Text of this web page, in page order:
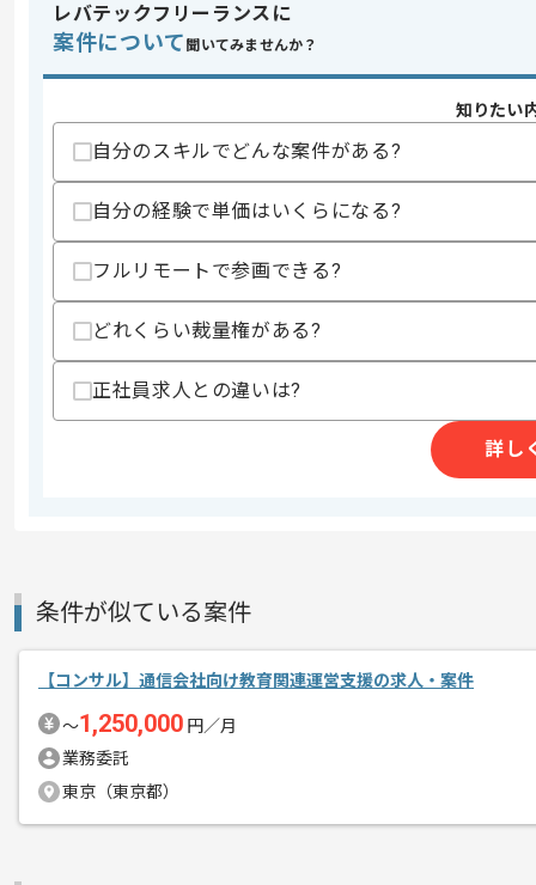
スキル
求めるスキル
・IT領域ツールの導入コンサルティング
・プロジェクトマネジメントに関する経
・SaaSサービスに携わった経験
スキルに不安がある方へ
上記に似た経験やスキルをお持ちであれば申
その他募集要項
商談回数
1回
2024/11/01
ご経験と実績に応じてスライド案件の
経験豊富なエンジニアと成長が出来る
レバテックフリーランスに
案件について 聞いてみませんか？
知りたい
自分のスキルでどんな案件がある?
自分の経験で単価はいくらになる?
フルリモートで参画できる?
どれくらい裁量権がある?
正社員求人との違いは?
詳し
条件が似ている案件
【コンサル】通信会社向け教育関連運営支援の求人・案件
〜1,250,000 円／月
業務委託
東京（東京都）